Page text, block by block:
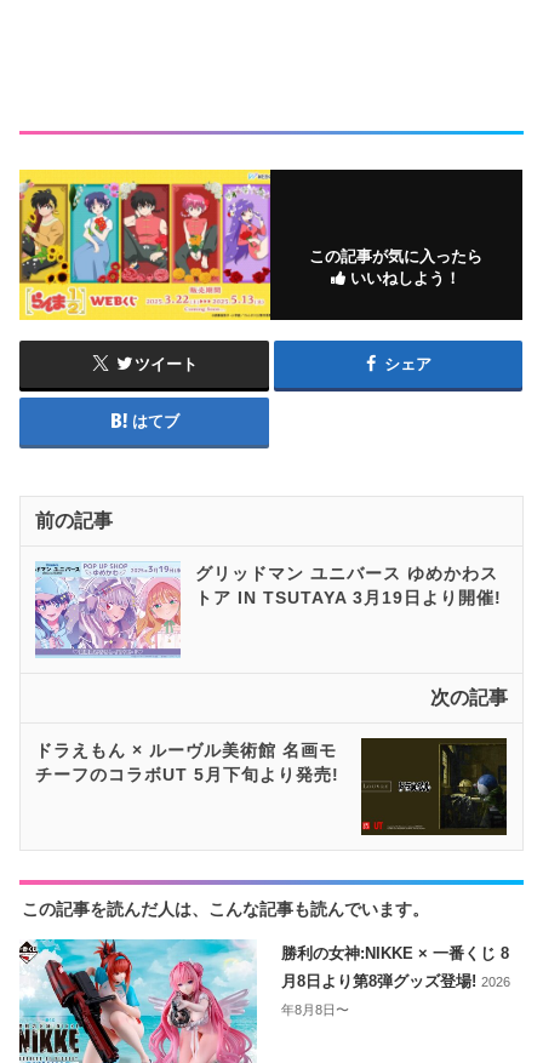
この記事が気に入ったら
いいねしよう！
ツイート シェア
はてブ
前の記事
グリッドマン ユニバース ゆめかわス
トア IN TSUTAYA 3月19日より開催!
次の記事
ドラえもん × ルーヴル美術館 名画モ
チーフのコラボUT 5月下旬より発売!
この記事を読んだ人は、こんな記事も読んでいます。
勝利の女神:NIKKE × 一番くじ 8
月8日より第8弾グッズ登場!2026
年8月8日〜